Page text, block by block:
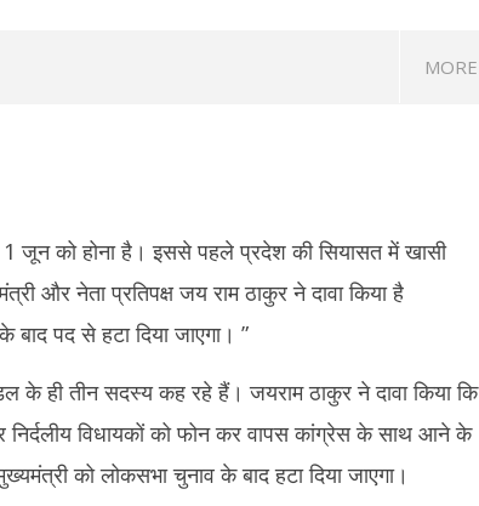
MORE
आश्वासन नहीं, ठोस कार्रवाई
एक सुबह जो हमेशा याद रहेगी
23,
2024
जून को होना है। इससे पहले प्रदेश की सियासत में खासी
और नेता प्रतिपक्ष जय राम ठाकुर ने दावा किया है
पद से हटा दिया जाएगा। ”
के ही तीन सदस्य कह रहे हैं। जयराम ठाकुर ने दावा किया कि
विधायकों को फोन कर वापस कांग्रेस के साथ आने के
को लोकसभा चुनाव के बाद हटा दिया जाएगा।